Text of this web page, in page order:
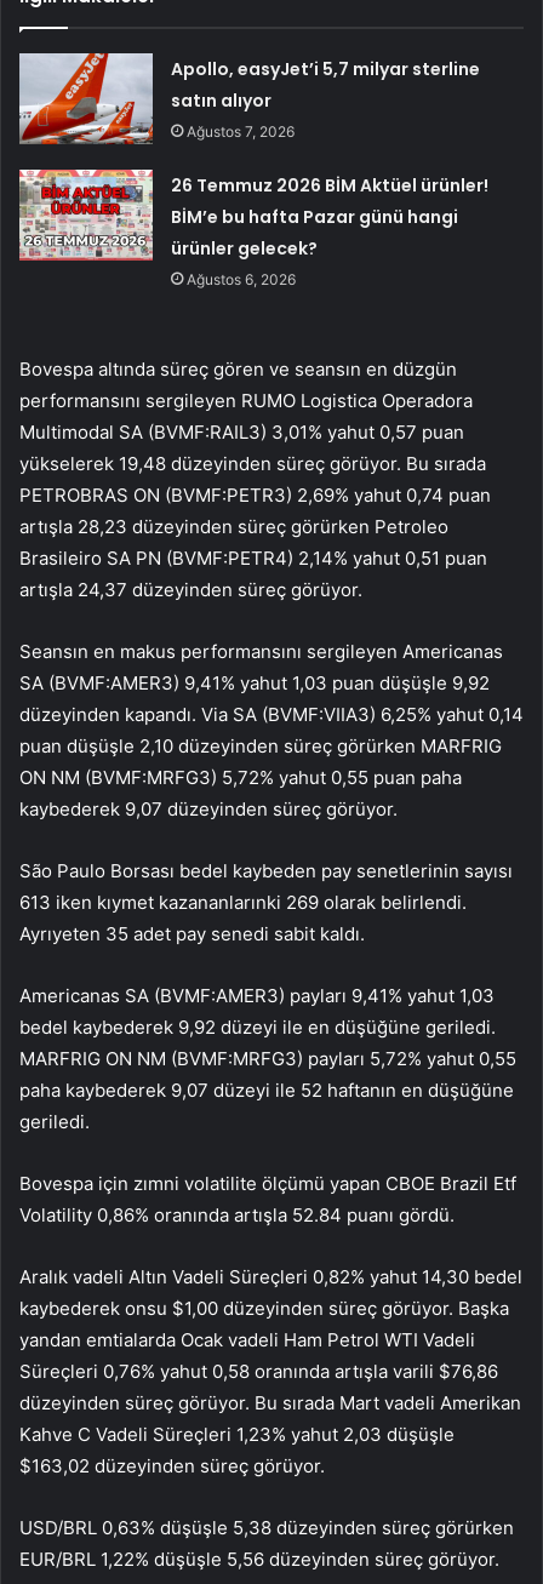
Apollo, easyJet’i 5,7 milyar sterline
satın alıyor
Ağustos 7, 2026
26 Temmuz 2026 BİM Aktüel ürünler!
BİM’e bu hafta Pazar günü hangi
ürünler gelecek?
Ağustos 6, 2026
Bovespa altında süreç gören ve seansın en düzgün
performansını sergileyen RUMO Logistica Operadora
Multimodal SA (BVMF:RAIL3) 3,01% yahut 0,57 puan
yükselerek 19,48 düzeyinden süreç görüyor. Bu sırada
PETROBRAS ON (BVMF:PETR3) 2,69% yahut 0,74 puan
artışla 28,23 düzeyinden süreç görürken Petroleo
Brasileiro SA PN (BVMF:PETR4) 2,14% yahut 0,51 puan
artışla 24,37 düzeyinden süreç görüyor.
Seansın en makus performansını sergileyen Americanas
SA (BVMF:AMER3) 9,41% yahut 1,03 puan düşüşle 9,92
düzeyinden kapandı. Via SA (BVMF:VIIA3) 6,25% yahut 0,14
puan düşüşle 2,10 düzeyinden süreç görürken MARFRIG
ON NM (BVMF:MRFG3) 5,72% yahut 0,55 puan paha
kaybederek 9,07 düzeyinden süreç görüyor.
São Paulo Borsası bedel kaybeden pay senetlerinin sayısı
613 iken kıymet kazananlarınki 269 olarak belirlendi.
Ayrıyeten 35 adet pay senedi sabit kaldı.
Americanas SA (BVMF:AMER3) payları 9,41% yahut 1,03
bedel kaybederek 9,92 düzeyi ile en düşüğüne geriledi.
MARFRIG ON NM (BVMF:MRFG3) payları 5,72% yahut 0,55
paha kaybederek 9,07 düzeyi ile 52 haftanın en düşüğüne
geriledi.
Bovespa için zımni volatilite ölçümü yapan CBOE Brazil Etf
Volatility 0,86% oranında artışla 52.84 puanı gördü.
Aralık vadeli Altın Vadeli Süreçleri 0,82% yahut 14,30 bedel
kaybederek onsu $1,00 düzeyinden süreç görüyor. Başka
yandan emtialarda Ocak vadeli Ham Petrol WTI Vadeli
Süreçleri 0,76% yahut 0,58 oranında artışla varili $76,86
düzeyinden süreç görüyor. Bu sırada Mart vadeli Amerikan
Kahve C Vadeli Süreçleri 1,23% yahut 2,03 düşüşle
$163,02 düzeyinden süreç görüyor.
USD/BRL 0,63% düşüşle 5,38 düzeyinden süreç görürken
EUR/BRL 1,22% düşüşle 5,56 düzeyinden süreç görüyor.